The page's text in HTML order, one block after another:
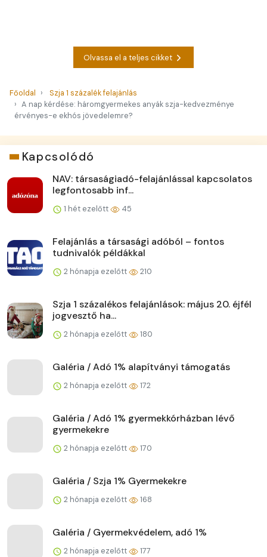
Olvassa el a teljes cikket
Főoldal
Szja 1 százalék felajánlás
A nap kérdése: háromgyermekes anyák szja-kedvezménye
érvényes-e ekhós jövedelemre?
Kapcsolódó
NAV: társaságiadó-felajánlással kapcsolatos
legfontosabb inf...
1 hét ezelőtt 45
Felajánlás a társasági adóból – fontos
tudnivalók példákkal
2 hónapja ezelőtt 210
Szja 1 százalékos felajánlások: május 20. éjfél
jogvesztő ha...
2 hónapja ezelőtt 180
Galéria / Adó 1% alapítványi támogatás
2 hónapja ezelőtt 172
Galéria / Adó 1% gyermekkórházban lévő
gyermekekre
2 hónapja ezelőtt 170
Galéria / Szja 1% Gyermekekre
2 hónapja ezelőtt 168
Galéria / Gyermekvédelem, adó 1%
2 hónapja ezelőtt 177